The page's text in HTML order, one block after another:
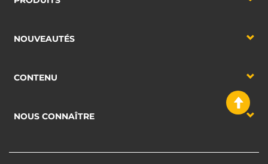
NOUVEAUTÉS
CONTENU
NOUS CONNAÎTRE